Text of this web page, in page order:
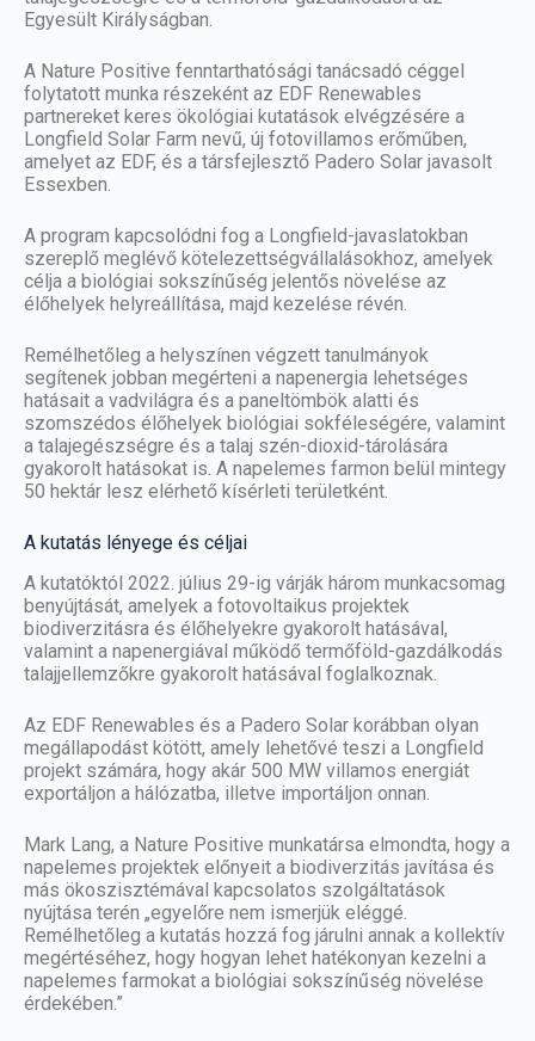
Egyesült Királyságban.
A Nature Positive fenntarthatósági tanácsadó céggel
folytatott munka részeként az EDF Renewables
partnereket keres ökológiai kutatások elvégzésére a
Longfield Solar Farm nevű, új fotovillamos erőműben,
amelyet az EDF, és a társfejlesztő Padero Solar javasolt
Essexben.
A program kapcsolódni fog a Longfield-javaslatokban
szereplő meglévő kötelezettségvállalásokhoz, amelyek
célja a biológiai sokszínűség jelentős növelése az
élőhelyek helyreállítása, majd kezelése révén.
Remélhetőleg a helyszínen végzett tanulmányok
segítenek jobban megérteni a napenergia lehetséges
hatásait a vadvilágra és a paneltömbök alatti és
szomszédos élőhelyek biológiai sokféleségére, valamint
a talajegészségre és a talaj szén-dioxid-tárolására
gyakorolt hatásokat is. A napelemes farmon belül mintegy
50 hektár lesz elérhető kísérleti területként.
A kutatás lényege és céljai
A kutatóktól 2022. július 29-ig várják három munkacsomag
benyújtását, amelyek a fotovoltaikus projektek
biodiverzitásra és élőhelyekre gyakorolt hatásával,
valamint a napenergiával működő termőföld-gazdálkodás
talajjellemzőkre gyakorolt ​​hatásával foglalkoznak.
Az EDF Renewables és a Padero Solar korábban olyan
megállapodást kötött, amely lehetővé teszi a Longfield
projekt számára, hogy akár 500 MW villamos energiát
exportáljon a hálózatba, illetve importáljon onnan.
Mark Lang, a Nature Positive munkatársa elmondta, hogy a
napelemes projektek előnyeit a biodiverzitás javítása és
más ökoszisztémával kapcsolatos szolgáltatások
nyújtása terén „egyelőre nem ismerjük eléggé.
Remélhetőleg a kutatás hozzá fog járulni annak a kollektív
megértéséhez, hogy hogyan lehet hatékonyan kezelni a
napelemes farmokat a biológiai sokszínűség növelése
érdekében.”